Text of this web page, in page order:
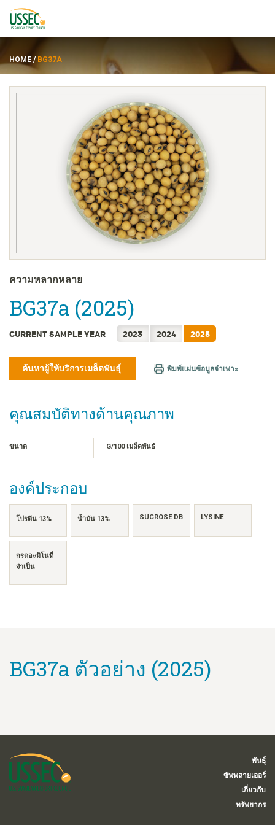
ซัพพลายเออร์
ENGLISH
FRANÇAIS
한국어
简体中文
TIẾNG VIỆT
HOME / BG37A
ความหลากหลาย
BG37a (2025)
CURRENT SAMPLE YEAR 2023 2024 2025
ค้นหาผู้ให้บริการเมล็ดพันธุ์ พิมพ์แผ่นข้อมูลจำเพาะ
คุณสมบัติทางด้านคุณภาพ
ขนาด G/100 เมล็ดพันธ์
องค์ประกอบ
โปรตีน 13% น้ำมัน 13% SUCROSE DB LYSINE
กรดอะมิโนที่
จำเป็น
BG37a ตัวอย่าง (2025)
พันธุ์
ซัพพลายเออร์
เกี่ยวกับ
ทรัพยากร